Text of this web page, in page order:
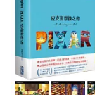
（美）貝
（荷）馬
天下雜誌
江西美術